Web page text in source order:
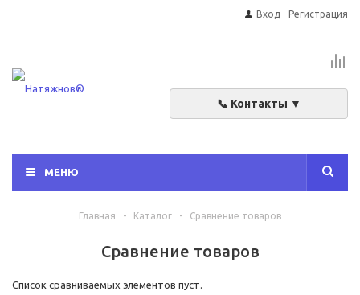
Вход Регистрация
📞 Контакты ▼
МЕНЮ
Главная - Каталог - Сравнение товаров
Сравнение товаров
Список сравниваемых элементов пуст.